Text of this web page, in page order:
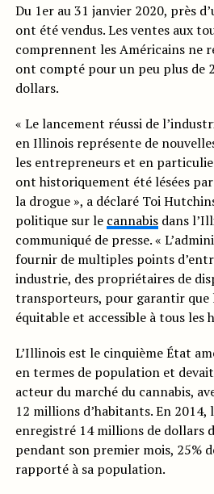
Du 1er au 31 janvier 2020, près
ont été vendus. Les ventes aux
comprennent les Américains ne
ont compté pour un peu plus de
dollars.
« Le lancement réussi de
en Illinois représente de
les entrepreneurs et en
ont historiquement été lésées
la drogue », a déclaré Toi
politique sur le cannabisdans
communiqué de presse. «
fournir de multiples points
industrie, des propriétaires de
transporteurs, pour garantir que
équitable et accessible à tous les
L’Illinois est le cinquième État
en termes de population et
acteur du marché du cannabis,
12 millions d’habitants. En 2014,
enregistré 14 millions de dollars
pendant son premier mois, 25%
rapporté à sa population.